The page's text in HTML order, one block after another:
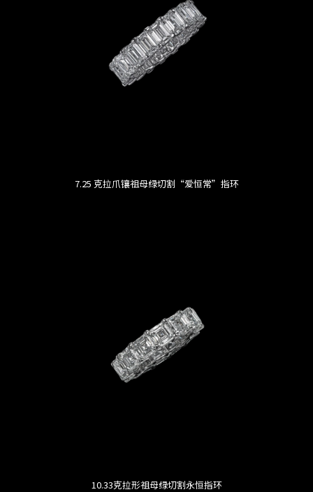
7.25 克拉爪镶祖母绿切割“爱恒常”指环
10.33克拉形祖母绿切割永恒指环